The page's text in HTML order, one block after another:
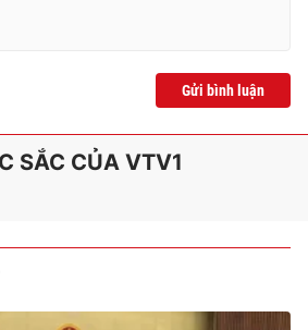
Gửi bình luận
SẮC CỦA VTV1